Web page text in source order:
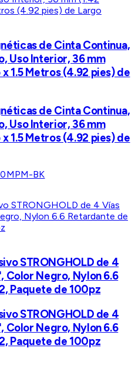
de Cinta Continua,
Uso Interior, 36 mm
1.5 Metros (4.92 pies) de
de Cinta Continua,
Uso Interior, 36 mm
1.5 Metros (4.92 pies) de
BK
STRONGHOLD de 4
Negro, Nylon 6.6
Paquete de 100pz
STRONGHOLD de 4
Negro, Nylon 6.6
Paquete de 100pz